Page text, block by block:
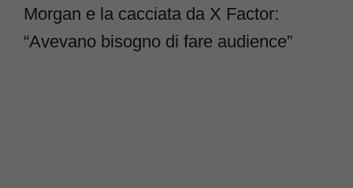
Morgan e la cacciata da X Factor:
“Avevano bisogno di fare audience”